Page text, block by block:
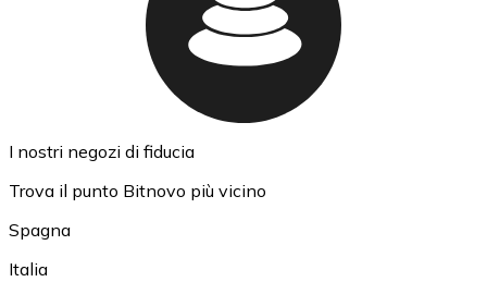
I nostri negozi di fiducia
Trova il punto Bitnovo più vicino
Spagna
Italia